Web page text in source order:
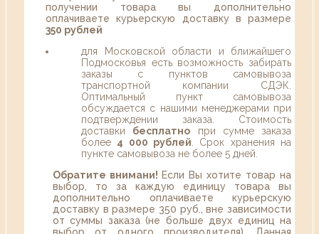
получении товара вы дополнительно
оплачиваете курьерскую доставку в размере
350 рублей
для Московской области и ближайшего
Подмосковья есть возможность забирать
заказы с пунктов самовывоза
транспортной компании СДЭК.
Оптимальный пункт самовывоза
обсуждается с нашими менеджерами при
подтверждении заказа. Стоимость
доставки бесплатно при сумме заказа
более 4 000 рублей . Срок хранения на
пункте самовывоза не более 5 дней.
Обратите внимани! Если Вы хотите товар на
выбор, то за каждую единицу товара вы
дополнительно оплачиваете курьерскую
доставку в размере 350 руб., вне зависимости
от суммы заказа (не больше двух единиц на